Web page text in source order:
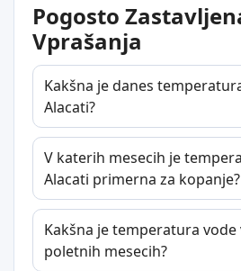
Pogosto
Vprašanja
Kakšna je danes
Alacati?
V katerih mesecih je
Alacati primerna za kopanje?
Kakšna je temperatura vode
poletnih mesecih?